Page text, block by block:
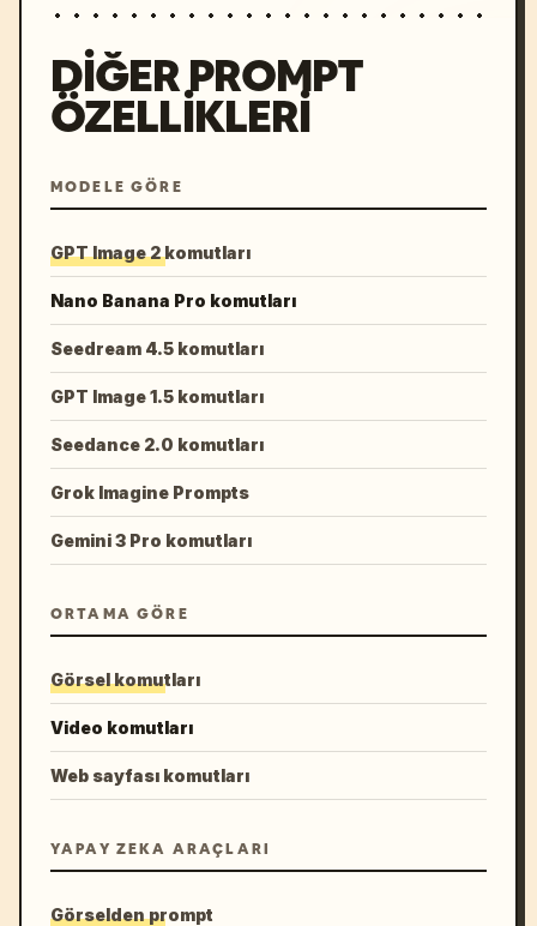
DIĞER PROMPT
ÖZELLIKLERI
MODELE GÖRE
GPT Image 2 komutları
Nano Banana Pro komutları
Seedream 4.5 komutları
GPT Image 1.5 komutları
Seedance 2.0 komutları
Grok Imagine Prompts
Gemini 3 Pro komutları
ORTAMA GÖRE
Görsel komutları
Video komutları
Web sayfası komutları
YAPAY ZEKA ARAÇLARI
Görselden prompt